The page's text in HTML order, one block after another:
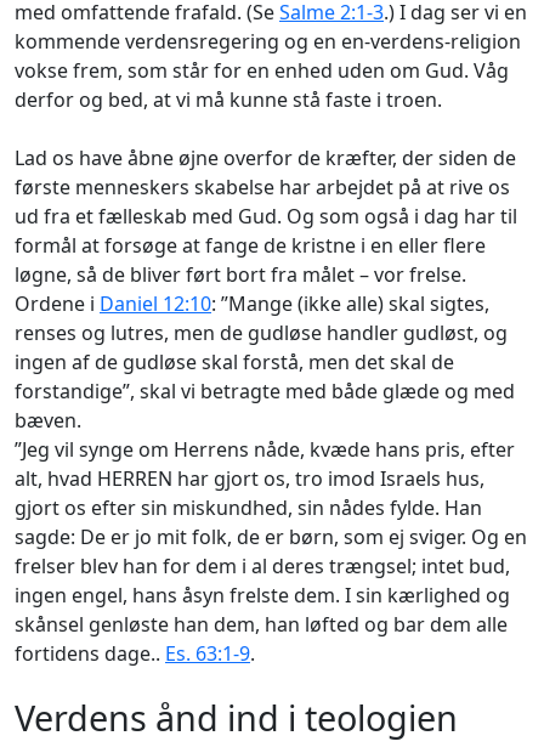
med omfattende frafald. (SeSalme 2:1-3.) I dag ser vi en
kommende verdensregering og en en-verdens-religion
vokse frem, som står for en enhed uden om Gud. Våg
derfor og bed, at vi må kunne stå faste i troen.
Lad os have åbne øjne overfor de kræfter, der siden de
første menneskers skabelse har arbejdet på at rive os
ud fra et fælleskab med Gud. Og som også i dag har til
formål at forsøge at fange de kristne i en eller flere
løgne, så de bliver ført bort fra målet – vor frelse.
Ordene i Daniel 12:10: ”Mange (ikke alle) skal sigtes,
renses og lutres, men de gudløse handler gudløst, og
ingen af de gudløse skal forstå, men det skal de
forstandige”, skal vi betragte med både glæde og med
bæven.
”Jeg vil synge om Herrens nåde, kvæde hans pris, efter
alt, hvad HERREN har gjort os, tro imod Israels hus,
gjort os efter sin miskundhed, sin nådes fylde. Han
sagde: De er jo mit folk, de er børn, som ej sviger. Og en
frelser blev han for dem i al deres trængsel; intet bud,
ingen engel, hans åsyn frelste dem. I sin kærlighed og
skånsel genløste han dem, han løfted og bar dem alle
fortidens dage.. Es. 63:1-9.
Verdens ånd ind i teologien